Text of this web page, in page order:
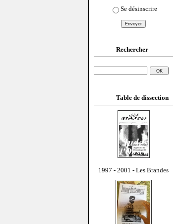
Se désinscrire
Rechercher
Table de dissection
1997 - 2001 - Les Brandes